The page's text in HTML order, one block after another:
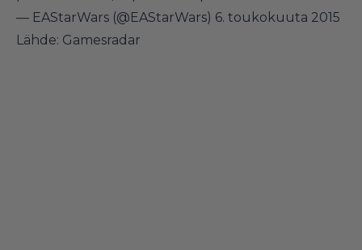
— EAStarWars (@EAStarWars) 6. toukokuuta 2015
Lähde: Gamesradar